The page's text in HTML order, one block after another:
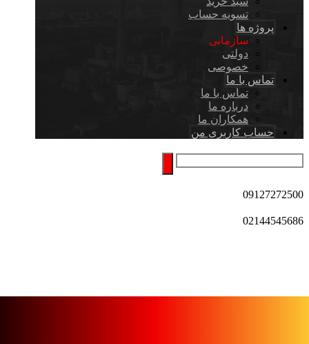
تسویه حساب
پروژه ها
سازمانی
دولتی
خصوصی
تماس با ما
تماس با ما
درباره ما
همکاران ما
حساب کاربری من
09127272500
02144545686